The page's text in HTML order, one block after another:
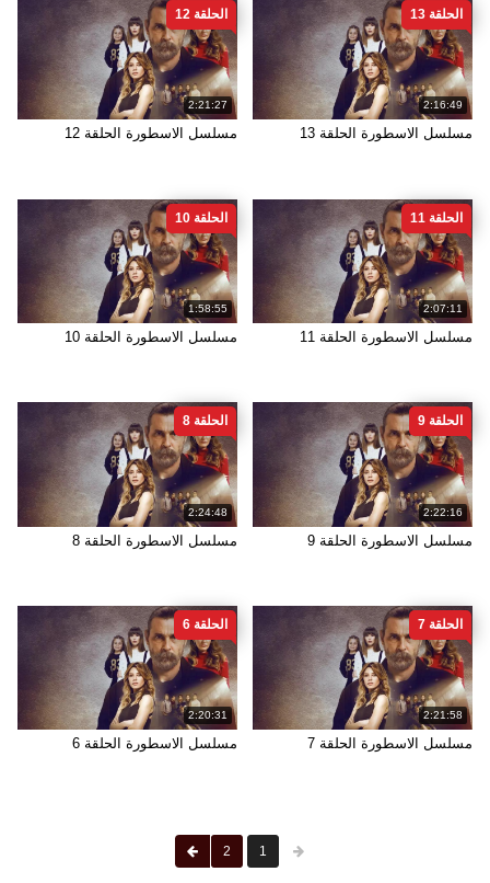
2:16:49
الحلقة 13
مسلسل الاسطورة الحلقة 13
2:21:27
الحلقة 12
مسلسل الاسطورة الحلقة 12
2:07:11
الحلقة 11
مسلسل الاسطورة الحلقة 11
1:58:55
الحلقة 10
مسلسل الاسطورة الحلقة 10
2:22:16
الحلقة 9
مسلسل الاسطورة الحلقة 9
2:24:48
الحلقة 8
مسلسل الاسطورة الحلقة 8
2:21:58
الحلقة 7
مسلسل الاسطورة الحلقة 7
2:20:31
الحلقة 6
مسلسل الاسطورة الحلقة 6
1
2